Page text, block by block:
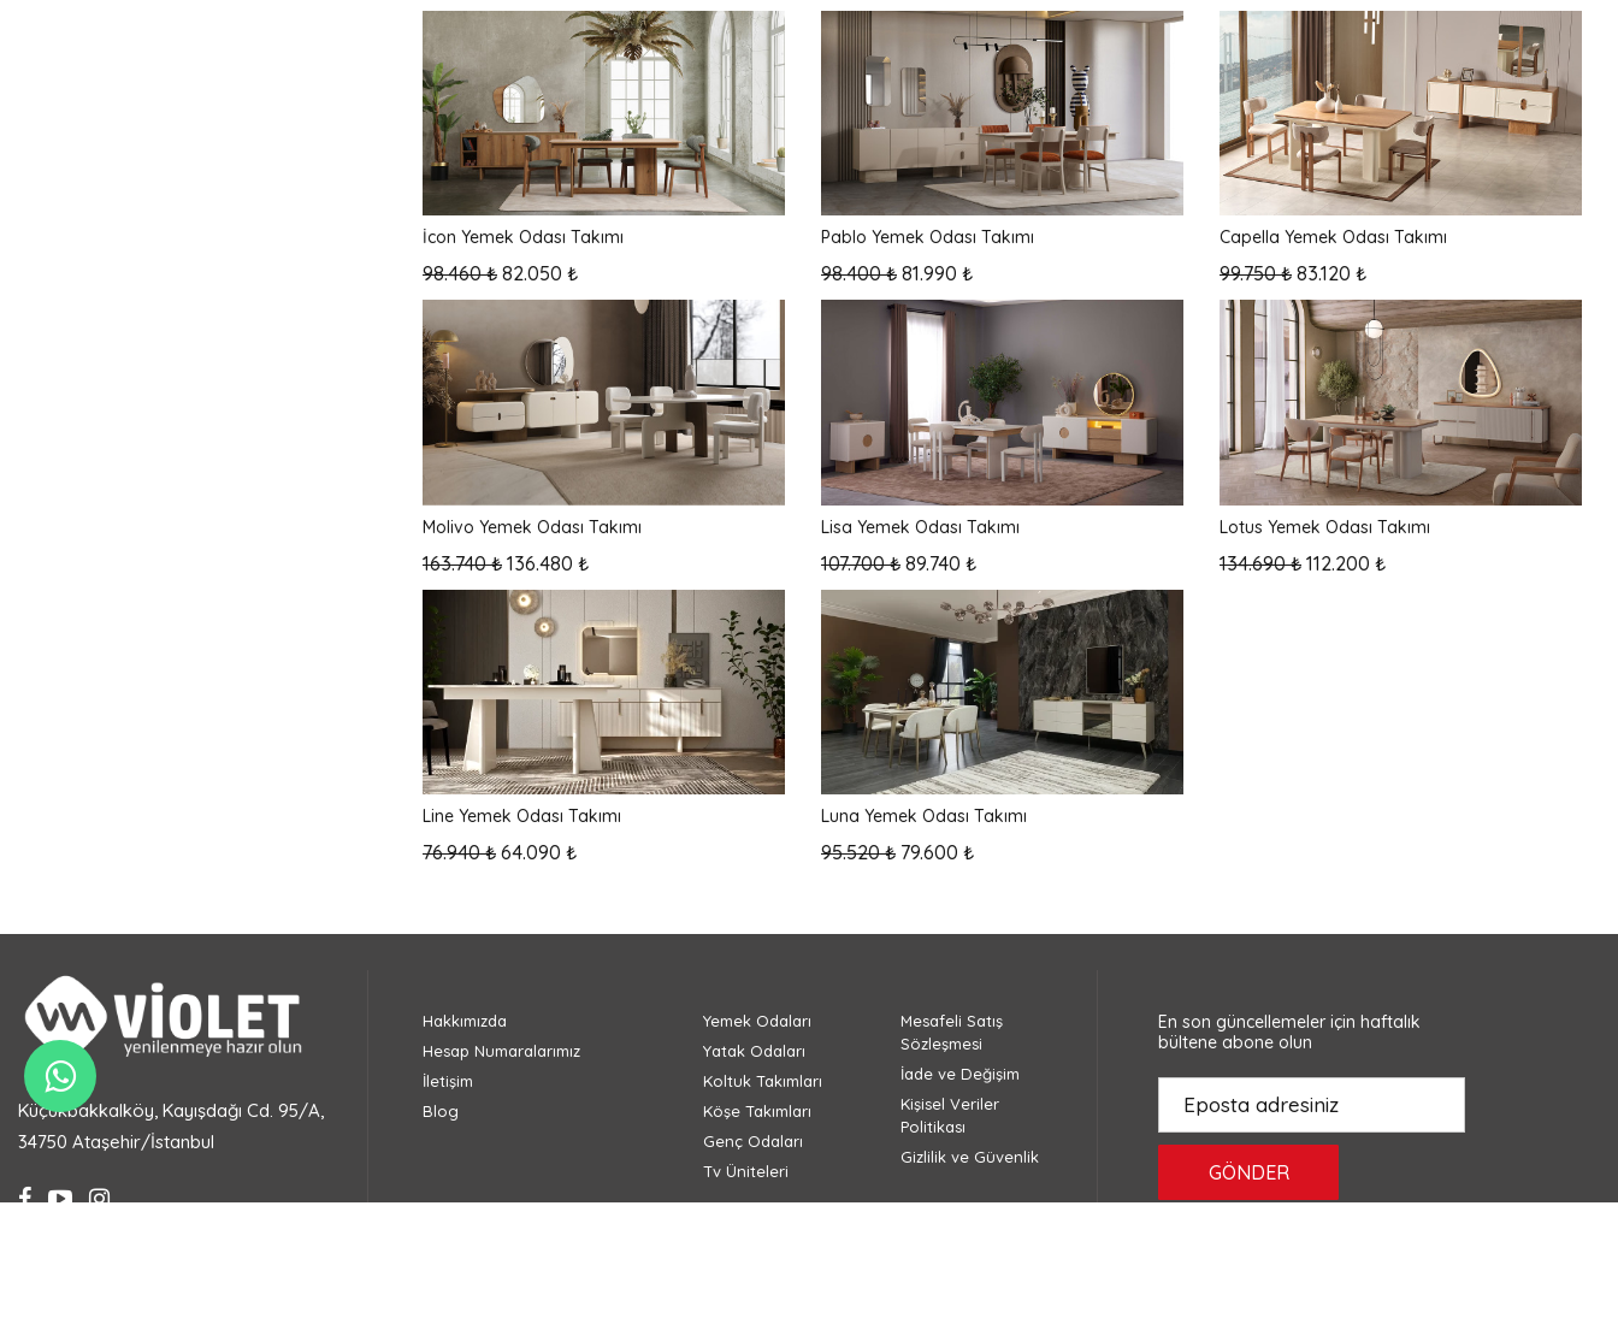
İcon Yemek Odası Takımı
98.460 ₺ 82.050 ₺
Pablo Yemek Odası Takımı
98.400 ₺ 81.990 ₺
Capella Yemek Odası Takımı
99.750 ₺ 83.120 ₺
Molivo Yemek Odası Takımı
163.740 ₺ 136.480 ₺
Lisa Yemek Odası Takımı
107.700 ₺ 89.740 ₺
Lotus Yemek Odası Takımı
134.690 ₺ 112.200 ₺
Line Yemek Odası Takımı
76.940 ₺ 64.090 ₺
Luna Yemek Odası Takımı
95.520 ₺ 79.600 ₺
Küçükbakkalköy, Kayışdağı Cd. 95/A,
34750 Ataşehir/İstanbul
Hakkımızda
Hesap Numaralarımız
İletişim
Blog
Yemek Odaları
Yatak Odaları
Koltuk Takımları
Köşe Takımları
Genç Odaları
Tv Üniteleri
Mesafeli Satış
Sözleşmesi
İade ve Değişim
Kişisel Veriler
Politikası
Gizlilik ve Güvenlik
En son güncellemeler için haftalık
bültene abone olun
GÖNDER